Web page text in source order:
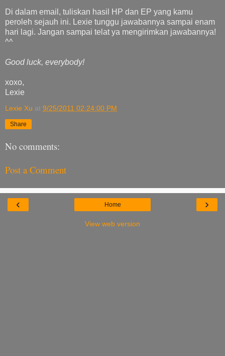
Di dalam email, tuliskan hasil HP dan EP yang kamu
peroleh sejauh ini. Lexie tunggu jawabannya sampai enam
hari lagi. Jangan sampai telat ya mengirimkan jawabannya!
^^
Good luck, everybody!
xoxo,
Lexie
Lexie Xu at 9/25/2011 02:24:00 PM
Share
No comments:
Post a Comment
‹ ›
Home
View web version